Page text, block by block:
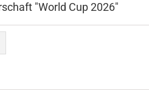
"World Cup 2026"